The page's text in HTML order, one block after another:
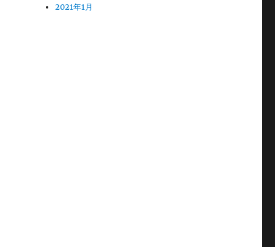
2021年1月